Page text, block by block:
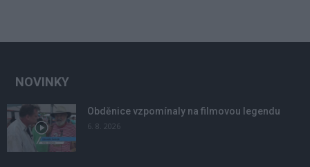
NOVINKY
Obděnice vzpomínaly na filmovou legendu
6. 8. 2026